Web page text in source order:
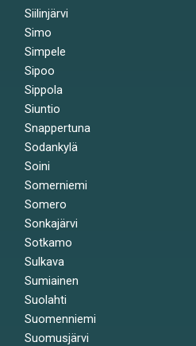
Siilinjärvi
Simo
Simpele
Sipoo
Sippola
Siuntio
Snappertuna
Sodankylä
Soini
Somerniemi
Somero
Sonkajärvi
Sotkamo
Sulkava
Sumiainen
Suolahti
Suomenniemi
Suomusjärvi